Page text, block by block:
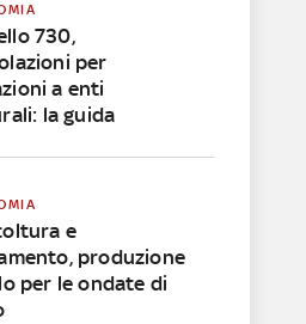
730,
per
a enti
la guida
e
produzione
per le ondate di